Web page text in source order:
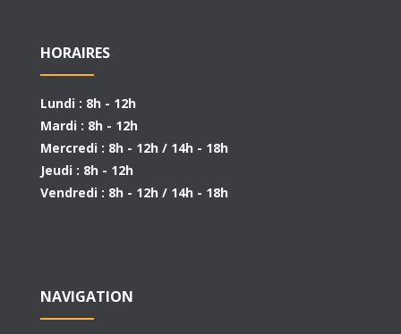
HORAIRES
Lundi : 8h - 12h
Mardi : 8h - 12h
Mercredi : 8h - 12h / 14h - 18h
Jeudi : 8h - 12h
Vendredi : 8h - 12h / 14h - 18h
NAVIGATION